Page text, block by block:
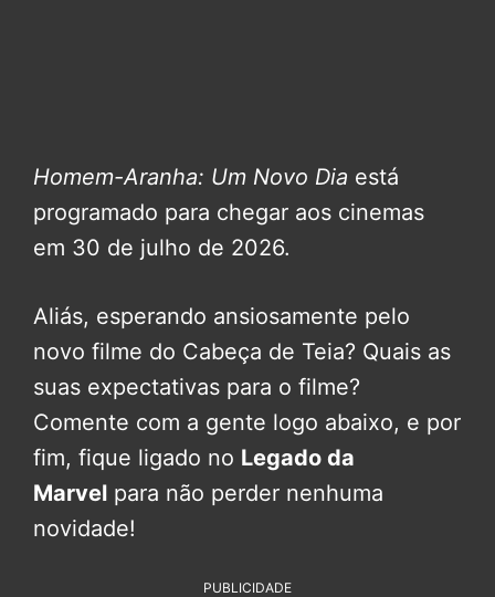
Homem-Aranha: Um Novo Dia está
programado para chegar aos cinemas
em 30 de julho de 2026.
Aliás, esperando ansiosamente pelo
novo filme do Cabeça de Teia? Quais as
suas expectativas para o filme?
Comente com a gente logo abaixo, e por
fim, fique ligado no Legado da
Marvel para não perder nenhuma
novidade!
PUBLICIDADE